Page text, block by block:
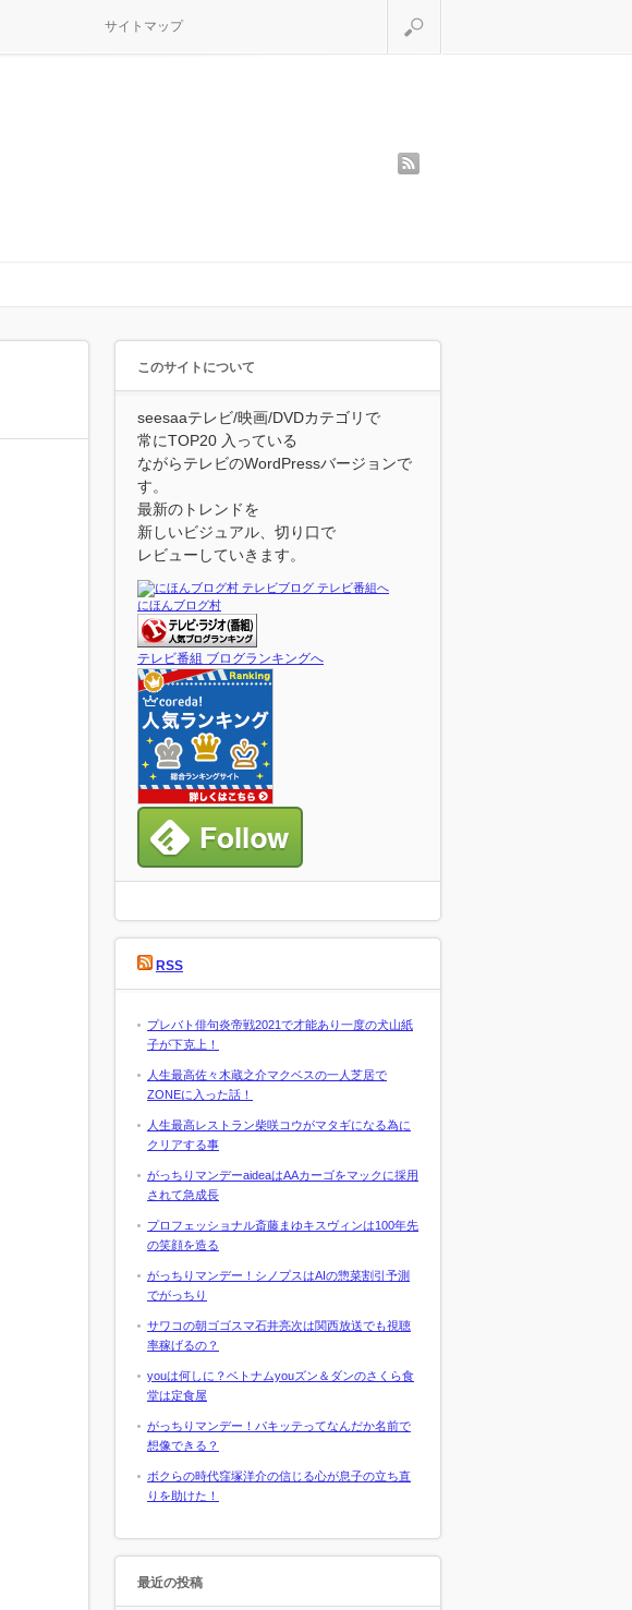
サイトマップ
このサイトについて
seesaaテレビ/映画/DVDカテゴリで
常にTOP20 入っている
ながらテレビのWordPressバージョンで
す。
最新のトレンドを
新しいビジュアル、切り口で
レビューしていきます。
にほんブログ村
テレビ番組 ブログランキングへ
RSS
プレバト俳句炎帝戦2021で才能あり一度の犬山紙
子が下克上！
人生最高佐々木蔵之介マクベスの一人芝居で
ZONEに入った話！
人生最高レストラン柴咲コウがマタギになる為に
クリアする事
がっちりマンデーaideaはAAカーゴをマックに採用
されて急成長
プロフェッショナル斎藤まゆキスヴィンは100年先
の笑顔を造る
がっちりマンデー！シノプスはAIの惣菜割引予測
でがっちり
サワコの朝ゴゴスマ石井亮次は関西放送でも視聴
率稼げるの？
youは何しに？ベトナムyouズン＆ダンのさくら食
堂は定食屋
がっちりマンデー！パキッテってなんだか名前で
想像できる？
ボクらの時代窪塚洋介の信じる心が息子の立ち直
りを助けた！
最近の投稿